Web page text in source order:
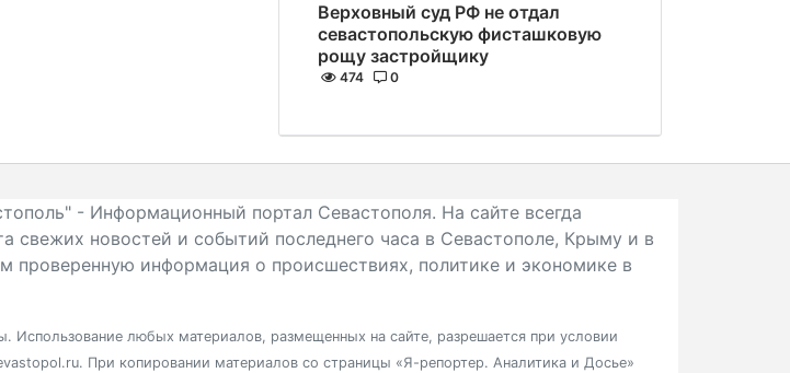
Верховный суд РФ не отдал
севастопольскую фисташковую
рощу застройщику
474 0
- Информационный портал Севастополя. На сайте всегда
свежих новостей и событий последнего часа в Севастополе, Крыму и в
проверенную информация о происшествиях, политике и экономике в
Использование любых материалов, размещенных на сайте, разрешается при условии
При копировании материалов со страницы «Я-репортер. Аналитика и Досье»